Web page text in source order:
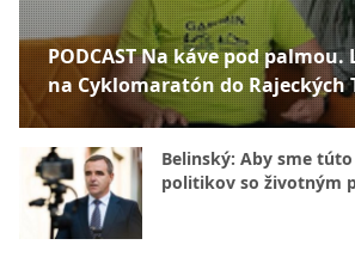
PODCAST Na káve pod
na Cyklomaratón do Rajeckých
Belinský: Aby sme
politikov so životným